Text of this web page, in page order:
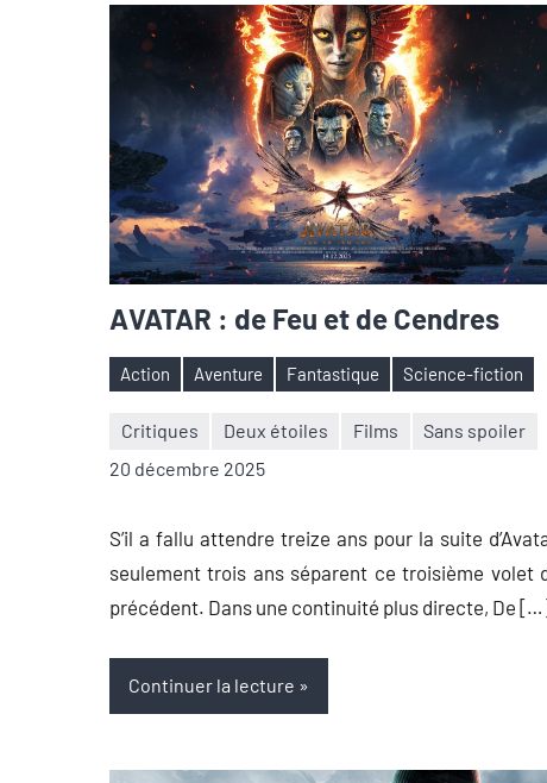
AVATAR : de Feu et de Cendres
Étiquettes
Action Aventure Fantastique Science-fiction
Critiques Deux étoiles Films
Sans spoiler
20 décembre 2025
Nicolas
Aucun
S’il a fallu attendre treize ans pour la suite
seulement trois ans séparent ce troisième volet
précédent. Dans une continuité plus directe, De
Continuer la lecture